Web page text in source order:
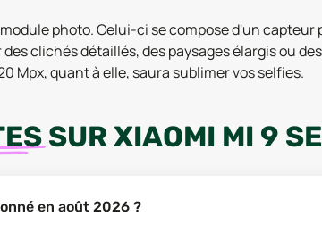
photo. Celui-ci se compose d'un
clichés détaillés, des paysages élargis ou
Mpx, quant à elle, saura sublimer vos selfies.
SUR XIAOMI MI 9 SE
en août 2026 ?